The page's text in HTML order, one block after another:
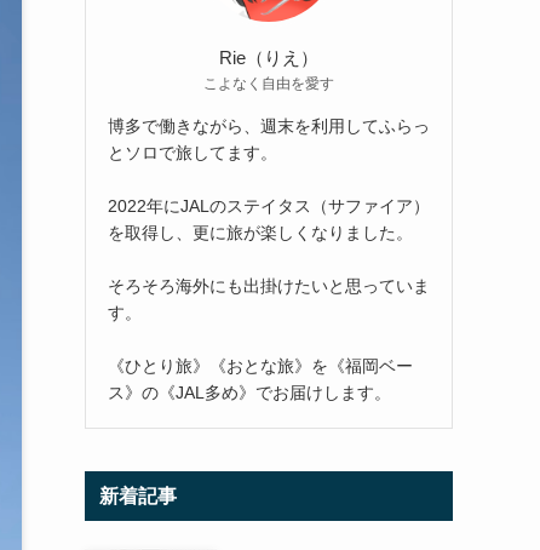
Rie（りえ）
こよなく自由を愛す
博多で働きながら、週末を利用してふらっ
とソロで旅してます。
2022年にJALのステイタス（サファイア）
を取得し、更に旅が楽しくなりました。
そろそろ海外にも出掛けたいと思っていま
す。
《ひとり旅》《おとな旅》を《福岡ベー
ス》の《JAL多め》でお届けします。
新着記事